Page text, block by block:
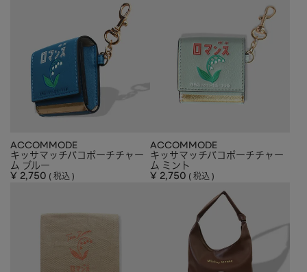
ACCOMMODE
キッサマッチバコポーチチャー
ム ブルー
¥ 2,750 税込
ACCOMMODE
キッサマッチバコポーチチャー
ム ミント
¥ 2,750 税込